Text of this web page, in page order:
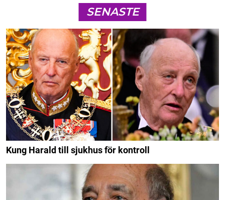
SENASTE
Kung Harald till sjukhus för kontroll